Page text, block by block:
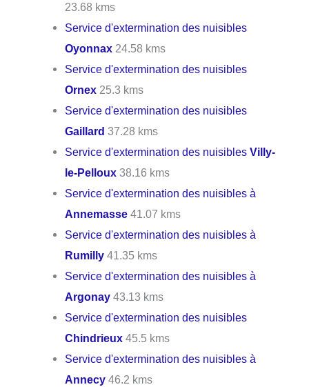
23.68 kms
Service d'extermination des nuisibles
Oyonnax 24.58 kms
Service d'extermination des nuisibles
Ornex 25.3 kms
Service d'extermination des nuisibles
Gaillard 37.28 kms
Service d'extermination des nuisiblesVilly-
le-Pelloux 38.16 kms
Service d'extermination des nuisibles à
Annemasse 41.07 kms
Service d'extermination des nuisibles à
Rumilly 41.35 kms
Service d'extermination des nuisibles à
Argonay 43.13 kms
Service d'extermination des nuisibles
Chindrieux 45.5 kms
Service d'extermination des nuisibles à
Annecy 46.2 kms